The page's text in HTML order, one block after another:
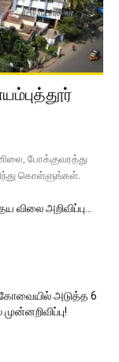
போக்குவரத்து
கொள்ளுங்கள்.
விலை அறிவிப்பு…
அடுத்த 6